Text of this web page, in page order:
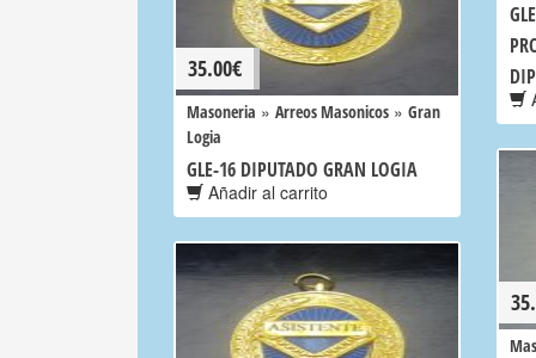
35.00€
Masoneria » Arreos Masonicos » Gran
Logia
GLE-16 DIPUTADO GRAN LOGIA
Añadir al carrito